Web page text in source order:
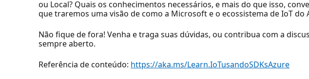
ou Local? Quais os conhecimentos necessários, e mais do que isso,
que traremos uma visão de como a Microsoft e o ecossistema de IoT do
Não fique de fora! Venha e traga suas dúvidas, ou contribua com a
sempre aberto.
Referência de conteúdo: https://aka.ms/Learn.IoTusandoSDKsAzure